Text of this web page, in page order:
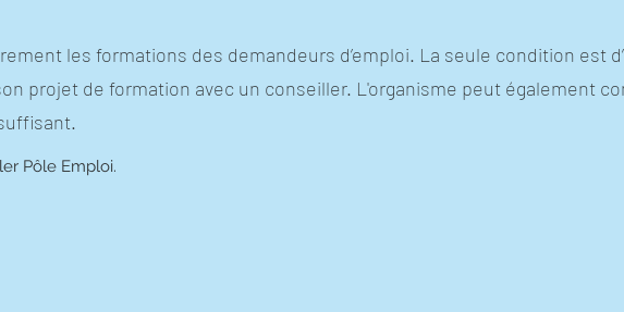
les formations des demandeurs d’emploi. La seule condition est
projet de formation avec un conseiller. L'organisme peut également
Pôle Emploi.